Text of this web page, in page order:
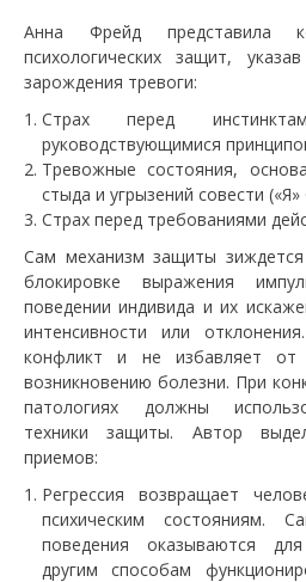
Анна Фрейд представила
психологических защит,
зарождения тревоги:
Страх перед
руководствующимися
Тревожные состояния,
стыда и угрызений совести
Страх перед требованиями
Сам механизм защиты
блокировке выражения
поведении индивида и их
интенсивности или
конфликт и не избавляет
возникновению болезни. При
патологиях должны
техники защиты. Автор
приемов:
Регрессия возвращает
психическим состояниям.
поведения оказываются
другим способам